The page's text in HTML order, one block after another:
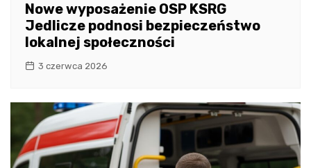
Nowe wyposażenie OSP KSRG
Jedlicze podnosi bezpieczeństwo
lokalnej społeczności
3 czerwca 2026